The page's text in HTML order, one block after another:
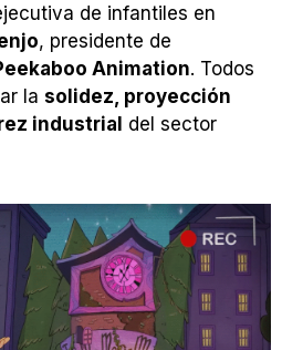
de infantiles en
, presidente de
Animation. Todos
la solidez, proyección
industrial del sector